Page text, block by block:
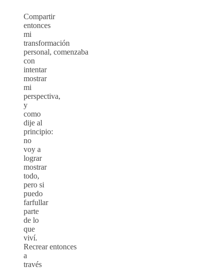
Compartir
entonces
mi
transformación
personal, comenzaba
con
intentar
mostrar
mi
perspectiva,
y
como
dije al
principio:
no
voy a
lograr
mostrar
todo,
pero si
puedo
farfullar
parte
de lo
que
viví.
Recrear entonces
a
través